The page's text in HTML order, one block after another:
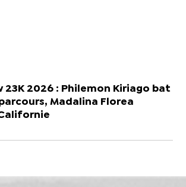
23K 2026 : Philemon Kiriago bat
Madalina Florea